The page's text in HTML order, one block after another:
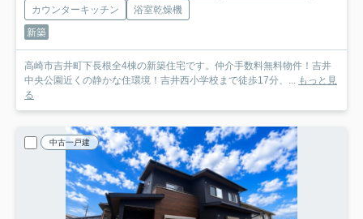
カウンターキッチン
浴室乾燥機
新築
高崎市吉井町下長根全4棟の新築住宅です。仲介手数料無料物件！吉井
中央公園近くの静かな住環境！吉井西小学校まで徒歩17分、...
もっと見
る
中古一戸建